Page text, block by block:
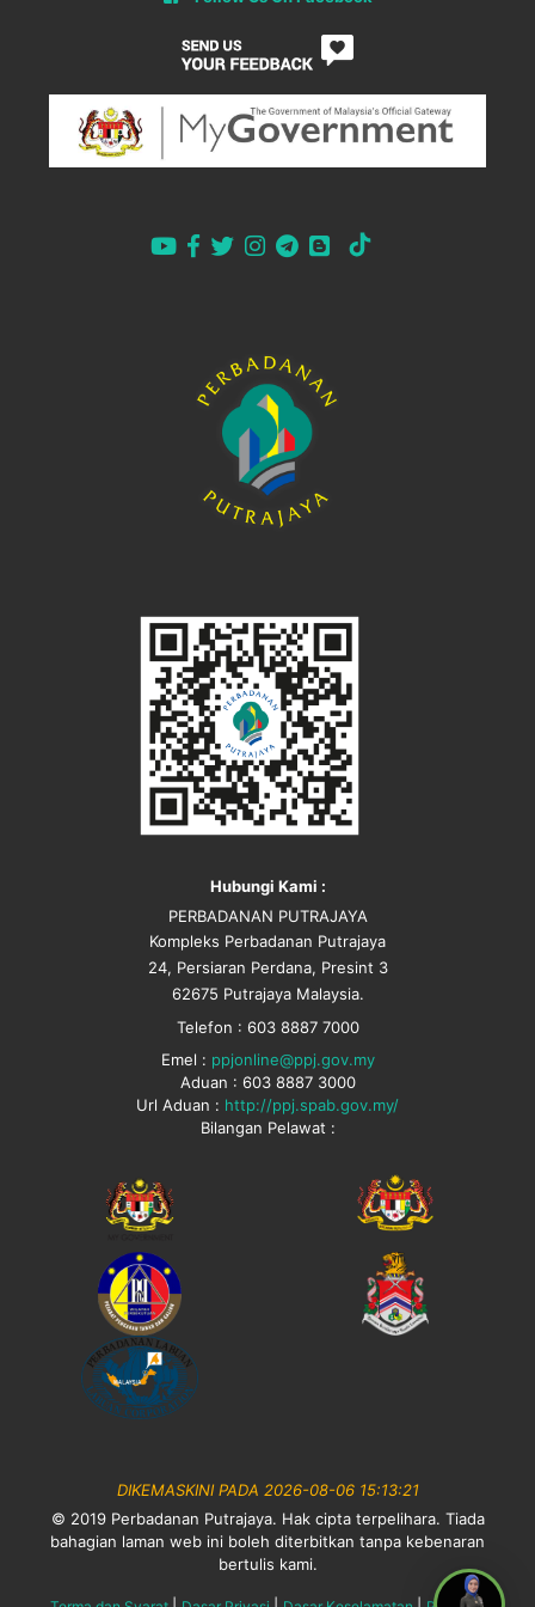
Hubungi Kami :
PERBADANAN PUTRAJAYA
Kompleks Perbadanan Putrajaya
24, Persiaran Perdana, Presint 3
62675 Putrajaya Malaysia.
Telefon : 603 8887 7000
Emel : ppjonline@ppj.gov.my
Aduan : 603 8887 3000
Url Aduan : http://ppj.spab.gov.my/
Bilangan Pelawat :
DIKEMASKINI PADA 2026-08-06 15:13:21
© 2019 Perbadanan Putrajaya. Hak cipta terpelihara. Tiada
bahagian laman web ini boleh diterbitkan tanpa kebenaran
bertulis kami.